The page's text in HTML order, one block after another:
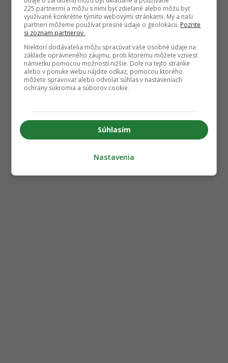
225 partnermi a môžu s nimi byť zdieľané alebo môžu byť
využívané konkrétne týmito webovými stránkami. My a naši
partneri môžeme používať presné údaje o geolokácii. Pozrite
si zoznam partnerov.
Niektorí dodávatelia môžu spracúvať vaše osobné údaje na
základe oprávneného záujmu, proti ktorému môžete vzniesť
námietku pomocou možností nižšie. Dole na tejto stránke
alebo v ponuke webu nájdite odkaz, pomocou ktorého
môžete spravovať alebo odvolať súhlas v nastaveniach
ochrany súkromia a súborov cookie.
Súhlasím
Nastavenia